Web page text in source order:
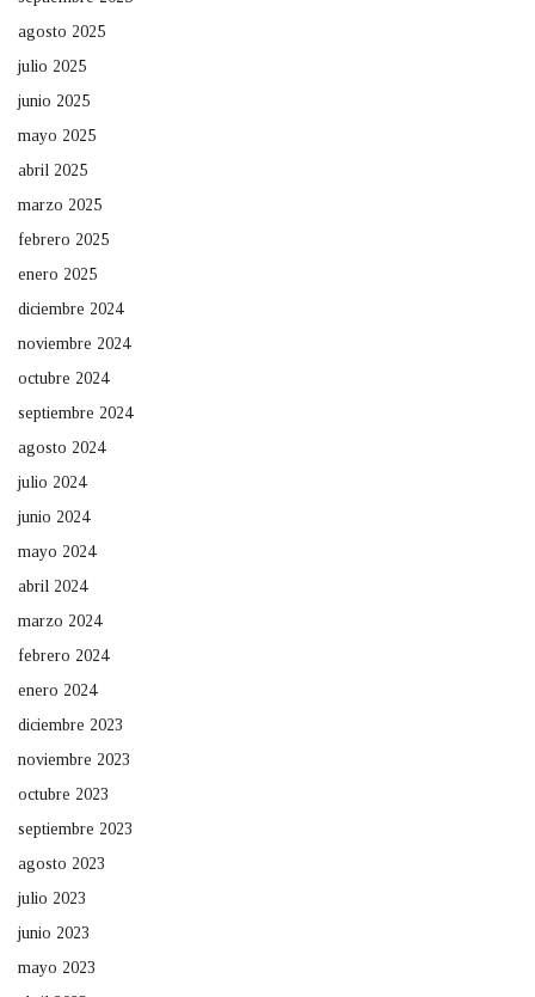
agosto 2025
julio 2025
junio 2025
mayo 2025
abril 2025
marzo 2025
febrero 2025
enero 2025
diciembre 2024
noviembre 2024
octubre 2024
septiembre 2024
agosto 2024
julio 2024
junio 2024
mayo 2024
abril 2024
marzo 2024
febrero 2024
enero 2024
diciembre 2023
noviembre 2023
octubre 2023
septiembre 2023
agosto 2023
julio 2023
junio 2023
mayo 2023